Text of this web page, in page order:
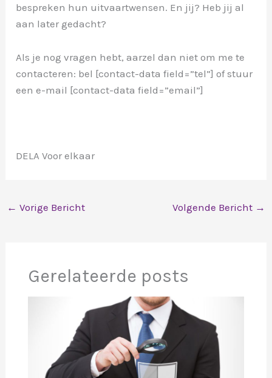
bespreken hun uitvaartwensen. En jij? Heb jij al
aan later gedacht?
Als je nog vragen hebt, aarzel dan niet om me te
contacteren: bel [contact-data field=”tel”] of stuur
een e-mail [contact-data field=”email”]
DELA Voor elkaar
← Vorige Bericht Volgende Bericht →
Gerelateerde posts